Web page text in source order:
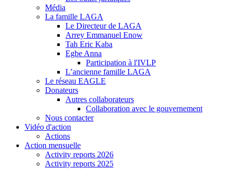
Média
La famille LAGA
Le Directeur de LAGA
Arrey Emmanuel Enow
Tah Eric Kaba
Egbe Anna
Participation à l'IVLP
L’ancienne famille LAGA
Le réseau EAGLE
Donateurs
Autres collaborateurs
Collaboration avec le gouvernement
Nous contacter
Vidéo d'action
Actions
Action mensuelle
Activity reports 2026
Activity reports 2025